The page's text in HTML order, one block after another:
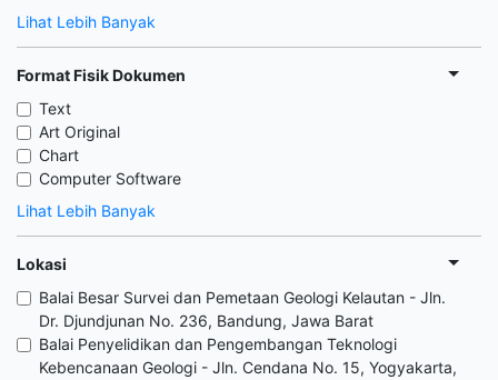
Lihat Lebih Banyak
Format Fisik Dokumen
Text
Art Original
Chart
Computer Software
Lihat Lebih Banyak
Lokasi
Balai Besar Survei dan Pemetaan Geologi Kelautan - Jln.
Dr. Djundjunan No. 236, Bandung, Jawa Barat
Balai Penyelidikan dan Pengembangan Teknologi
Kebencanaan Geologi - Jln. Cendana No. 15, Yogyakarta,